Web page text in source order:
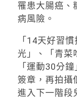
罹患大腸癌、
病風險。
「14天好習
光」、「青菜
「運動30分
簽章，再拍攝
進入下一階段